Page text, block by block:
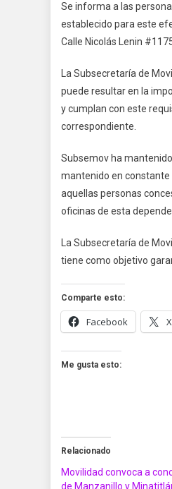
Se informa a las
establecido para este
Calle Nicolás Lenin
La Subsecretaría de
puede resultar en la
y cumplan con este
correspondiente.
Subsemov ha
mantenido en constante
aquellas personas
oficinas de esta
La Subsecretaría de
tiene como objetivo
Comparte esto:
Facebook X
Me gusta esto:
Relacionado
Movilidad convoca a
de Manzanillo y